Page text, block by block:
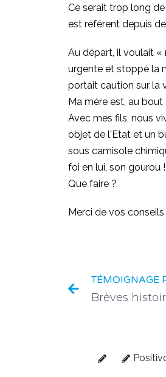
Ce serait trop long
est référent depuis
Au départ, il voulait
urgente et stoppé la
portait caution sur la
Ma mère est, au
Avec mes fils, nous
objet de l'Etat et un
sous camisole
foi en lui, son gourou !
Que faire ?
Merci de vos conseils
TÉMOIGNAGE
Brèves